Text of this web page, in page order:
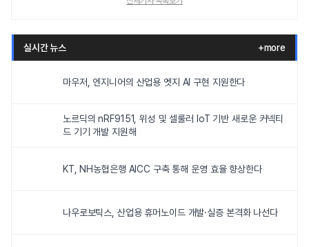
실시간 뉴스 +more
마우저, 엔지니어의 산업용 엣지 AI 구현 지원한다
노르딕의 nRF9151, 위성 및 셀룰러 IoT 기반 새로운 커넥티
드 기기 개발 지원해
KT, NH농협은행 AICC 구축 통해 운영 효율 향상한다
나우로보틱스, 산업용 휴머노이드 개발·실증 본격화 나선다